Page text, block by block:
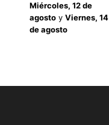
Miércoles, 12 de
agostoy Viernes, 14
de agosto